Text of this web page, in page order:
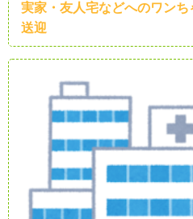
実家・友人宅などへのワン
送迎